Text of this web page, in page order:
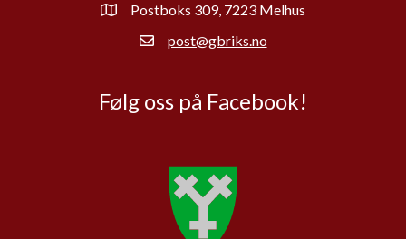
Postboks 309, 7223 Melhus
post@gbriks.no
Følg oss på Facebook!